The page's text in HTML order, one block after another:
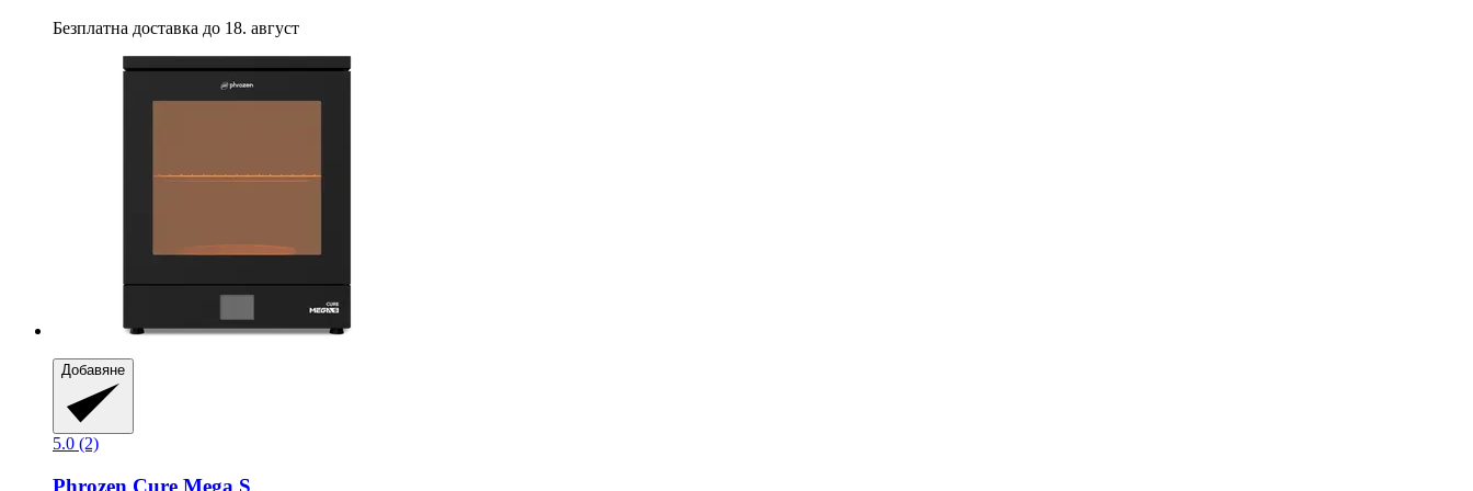
Безплатна доставка до 18. август
Добавяне
5.0 (2)
Phrozen Cure Mega S